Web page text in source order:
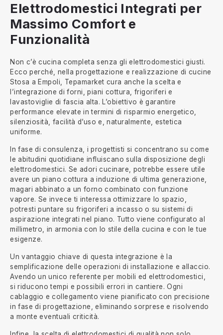
Elettrodomestici Integrati per
Massimo Comfort e
Funzionalità
Non c’è cucina completa senza gli elettrodomestici giusti.
Ecco perché, nella progettazione e realizzazione di cucine
Stosa a Empoli, Tepamarket cura anche la scelta e
l’integrazione di forni, piani cottura, frigoriferi e
lavastoviglie di fascia alta. L’obiettivo è garantire
performance elevate in termini di risparmio energetico,
silenziosità, facilità d’uso e, naturalmente, estetica
uniforme.
In fase di consulenza, i progettisti si concentrano su come
le abitudini quotidiane influiscano sulla disposizione degli
elettrodomestici. Se adori cucinare, potrebbe essere utile
avere un piano cottura a induzione di ultima generazione,
magari abbinato a un forno combinato con funzione
vapore. Se invece ti interessa ottimizzare lo spazio,
potresti puntare su frigoriferi a incasso o su sistemi di
aspirazione integrati nel piano. Tutto viene configurato al
millimetro, in armonia con lo stile della cucina e con le tue
esigenze.
Un vantaggio chiave di questa integrazione è la
semplificazione delle operazioni di installazione e allaccio.
Avendo un unico referente per mobili ed elettrodomestici,
si riducono tempi e possibili errori in cantiere. Ogni
cablaggio e collegamento viene pianificato con precisione
in fase di progettazione, eliminando sorprese e risolvendo
a monte eventuali criticità.